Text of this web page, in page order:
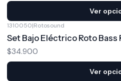
Ver
1310050|Rotosound
Set Bajo Eléctrico Roto Bass
$34.900
Ver